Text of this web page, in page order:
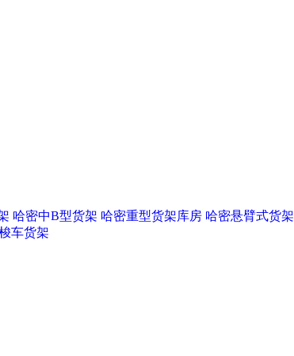
哈密中B型货架 哈密重型货架库房 哈密悬臂式货架
车货架